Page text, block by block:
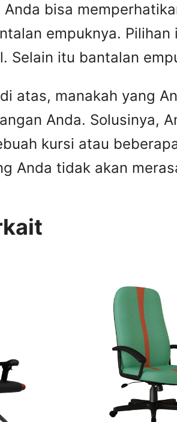
bisa
empuknya.
Selain itu bantalan
atas, manakah yang
Anda. Solusinya,
kursi atau
Anda tidak akan